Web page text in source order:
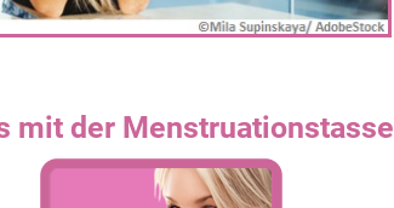
mit der Menstruationstasse